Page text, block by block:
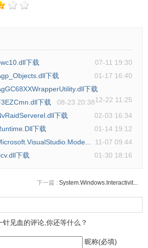
下载
07-11 19:30
下载
01-17 16:40
下载
12-22 11:25
下载
08-23 20:38
下载
02-03 16:34
下载
01-14 19:12
11-07 09:44
下载
01-30 18:16
下一篇 : System.Windows.Interactivit...
针见血的评论,你还等什么？
昵称(必填)